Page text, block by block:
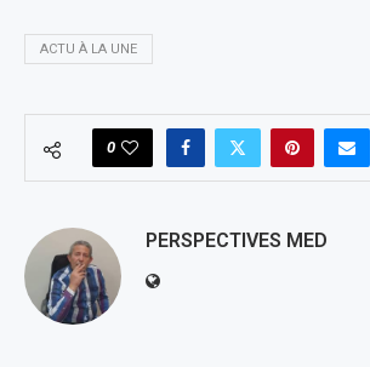
ACTU À LA UNE
0
PERSPECTIVES MED